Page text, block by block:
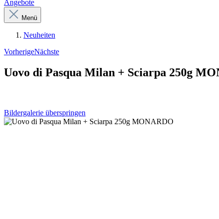
Angebote
Menü
Neuheiten
VorherigeNächste
Uovo di Pasqua Milan + Sciarpa 250g
Bildergalerie überspringen